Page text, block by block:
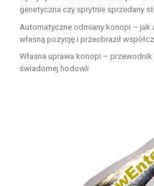
genetyczna czy sprytnie sprzedany
Automatyczne odmiany konopi – jak
własną pozycję i przeobraził
Własna uprawa konopi –
świadomej hodowli